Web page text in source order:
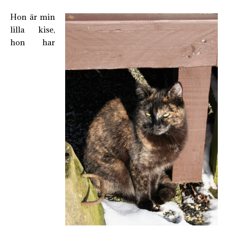
Hon är min
lilla kise,
hon har